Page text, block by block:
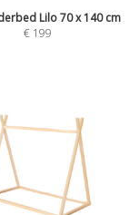
Lilo 70 x 140 cm
€ 199